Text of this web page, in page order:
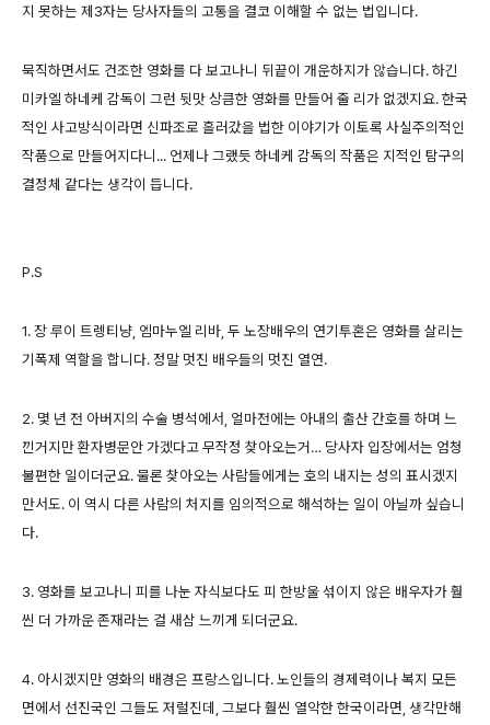
지 못하는 제3자는 당사자들의 고통을 결코 이해할 수 없는 법입니다.
묵직하면서도 건조한 영화를 다 보고나니 뒤끝이 개운하지가 않습니다. 하긴
미카엘 하네케 감독이 그런 뒷맛 상큼한 영화를 만들어 줄 리가 없겠지요. 한국
적인 사고방식이라면 신파조로 흘러갔을 법한 이야기가 이토록 사실주의적인
작품으로 만들어지다니... 언제나 그랬듯 하네케 감독의 작품은 지적인 탐구의
결정체 같다는 생각이 듭니다.
P.S
1. 장 루이 트렝티냥, 엠마누엘 리바, 두 노장배우의 연기투혼은 영화를 살리는
기폭제 역할을 합니다. 정말 멋진 배우들의 멋진 열연.
2. 몇 년 전 아버지의 수술 병석에서, 얼마전에는 아내의 출산 간호를 하며 느
낀거지만 환자병문안 가겠다고 무작정 찾아오는거… 당사자 입장에서는 엄청
불편한 일이더군요. 물론 찾아오는 사람들에게는 호의 내지는 성의 표시겠지
만서도. 이 역시 다른 사람의 처지를 임의적으로 해석하는 일이 아닐까 싶습니
다.
3. 영화를 보고나니 피를 나눈 자식보다도 피 한방울 섞이지 않은 배우자가 훨
씬 더 가까운 존재라는 걸 새삼 느끼게 되더군요.
4. 아시겠지만 영화의 배경은 프랑스입니다. 노인들의 경제력이나 복지 모든
면에서 선진국인 그들도 저럴진데, 그보다 훨씬 열악한 한국이라면, 생각만해